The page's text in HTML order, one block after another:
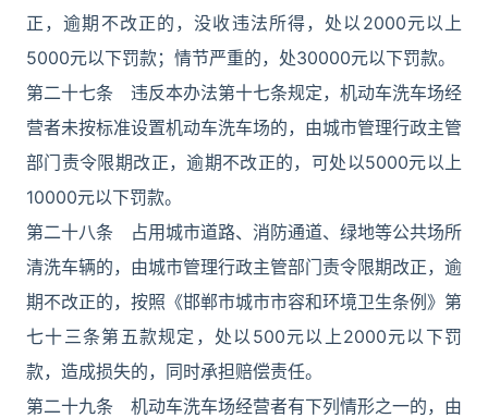
正，逾期不改正的，没收违法所得，处以2000元以上
5000元以下罚款；情节严重的，处30000元以下罚款。
第二十七条 违反本办法第十七条规定，机动车洗车场经
营者未按标准设置机动车洗车场的，由城市管理行政主管
部门责令限期改正，逾期不改正的，可处以5000元以上
10000元以下罚款。
第二十八条 占用城市道路、消防通道、绿地等公共场所
清洗车辆的，由城市管理行政主管部门责令限期改正，逾
期不改正的，按照《邯郸市城市市容和环境卫生条例》第
七十三条第五款规定，处以500元以上2000元以下罚
款，造成损失的，同时承担赔偿责任。
第二十九条 机动车洗车场经营者有下列情形之一的，由